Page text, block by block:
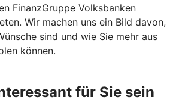
FinanzGruppe Volksbanken
Wir machen uns ein Bild davon,
sind und wie Sie mehr aus
können.
für Sie sein